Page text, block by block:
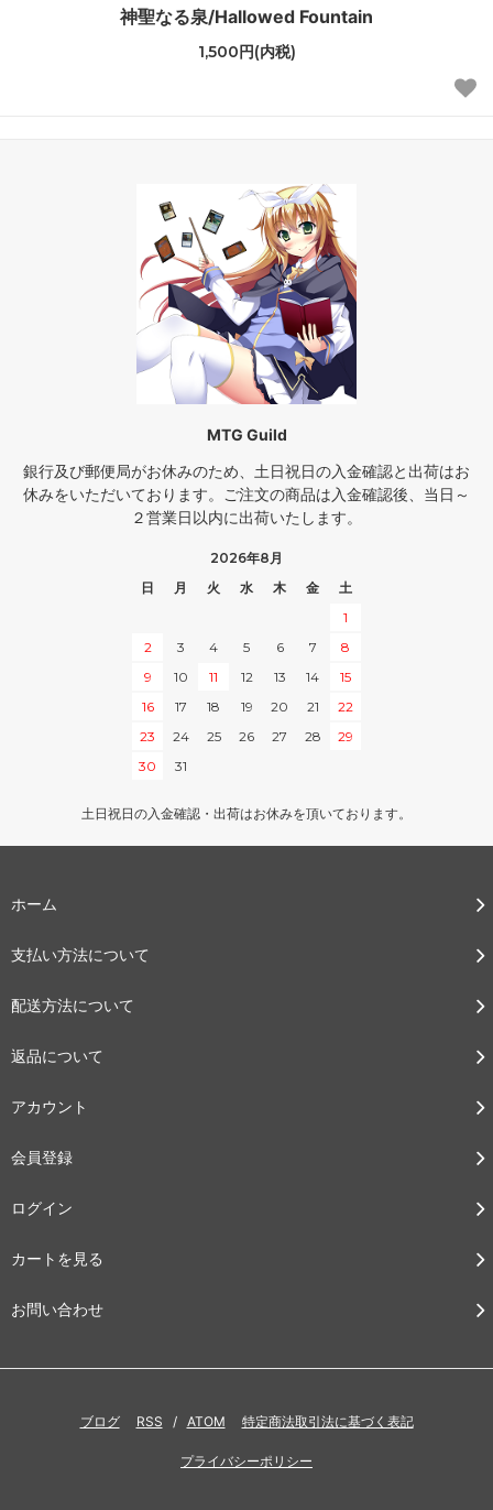
神聖なる泉/Hallowed Fountain
1,500円(内税)
MTG Guild
銀行及び郵便局がお休みのため、土日祝日の入金確認と出荷はお
休みをいただいております。ご注文の商品は入金確認後、当日～
２営業日以内に出荷いたします。
2026年8月
日
月 火 水 木 金
土
1
2
3 4 5 6 7
8
9
10 11 12 13 14
15
16
17 18 19 20 21
22
23
24 25 26 27 28
29
30
31
土日祝日の入金確認・出荷はお休みを頂いております。
ホーム
支払い方法について
配送方法について
返品について
アカウント
会員登録
ログイン
カートを見る
お問い合わせ
ブログ RSS / ATOM 特定商法取引法に基づく表記
プライバシーポリシー